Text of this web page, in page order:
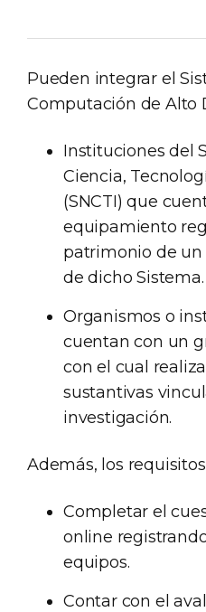
Pueden integrar el
Computación de Alto
Instituciones del
Ciencia,
(SNCTI) que
equipamiento
patrimonio de
de dicho Sistema.
Organismos o
cuentan con un
con el cual
sustantivas
investigación.
Además, los
Completar el
online
equipos.
Contar con el